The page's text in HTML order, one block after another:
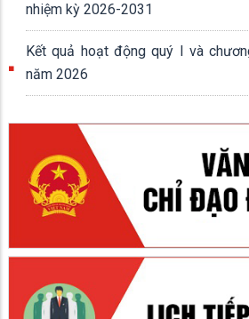
nhiệm kỳ 2026-2031
Kết quả hoạt động quý I và
năm 2026